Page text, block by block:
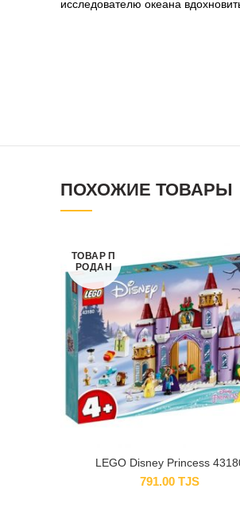
исследователю океана
ПОХОЖИЕ ТОВАРЫ
ТОВАР П
РОДАН
LEGO Disney Princess
791.00TJS